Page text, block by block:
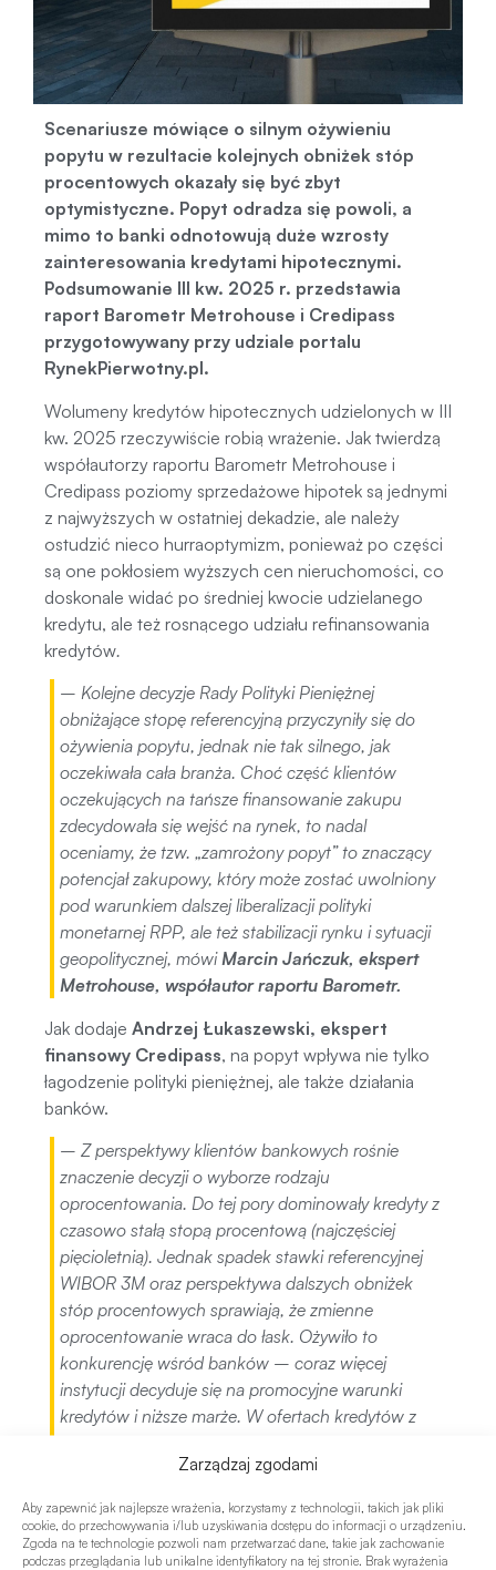
Zarządzaj zgodami
Aby zapewnić jak najlepsze wrażenia, korzystamy z technologii, takich jak pliki
cookie, do przechowywania i/lub uzyskiwania dostępu do informacji o urządzeniu.
Zgoda na te technologie pozwoli nam przetwarzać dane, takie jak zachowanie
podczas przeglądania lub unikalne identyfikatory na tej stronie. Brak wyrażenia
Scenariusze mówiące o silnym ożywieniu
popytu w rezultacie kolejnych obniżek stóp
procentowych okazały się być zbyt
optymistyczne. Popyt odradza się powoli, a
mimo to banki odnotowują duże wzrosty
zainteresowania kredytami hipotecznymi.
Podsumowanie III kw. 2025 r. przedstawia
raport Barometr Metrohouse i Credipass
przygotowywany przy udziale portalu
RynekPierwotny.pl.
Wolumeny kredytów hipotecznych udzielonych w III
kw. 2025 rzeczywiście robią wrażenie. Jak twierdzą
współautorzy raportu Barometr Metrohouse i
Credipass poziomy sprzedażowe hipotek są jednymi
z najwyższych w ostatniej dekadzie, ale należy
ostudzić nieco hurraoptymizm, ponieważ po części
są one pokłosiem wyższych cen nieruchomości, co
doskonale widać po średniej kwocie udzielanego
kredytu, ale też rosnącego udziału refinansowania
kredytów.
– Kolejne decyzje Rady Polityki Pieniężnej
obniżające stopę referencyjną przyczyniły się do
ożywienia popytu, jednak nie tak silnego, jak
oczekiwała cała branża. Choć część klientów
oczekujących na tańsze finansowanie zakupu
zdecydowała się wejść na rynek, to nadal
oceniamy, że tzw. „zamrożony popyt” to znaczący
potencjał zakupowy, który może zostać uwolniony
pod warunkiem dalszej liberalizacji polityki
monetarnej RPP, ale też stabilizacji rynku i sytuacji
geopolitycznej, mówiMarcin Jańczuk, ekspert
Metrohouse, współautor raportu Barometr.
Jak dodaje Andrzej Łukaszewski, ekspert
finansowy Credipass, na popyt wpływa nie tylko
łagodzenie polityki pieniężnej, ale także działania
banków.
– Z perspektywy klientów bankowych rośnie
znaczenie decyzji o wyborze rodzaju
oprocentowania. Do tej pory dominowały kredyty z
czasowo stałą stopą procentową (najczęściej
pięcioletnią). Jednak spadek stawki referencyjnej
WIBOR 3M oraz perspektywa dalszych obniżek
stóp procentowych sprawiają, że zmienne
oprocentowanie wraca do łask. Ożywiło to
konkurencję wśród banków – coraz więcej
instytucji decyduje się na promocyjne warunki
kredytów i niższe marże. W ofertach kredytów z
propozycje z „piątką z przodu”.
Kupujący czekają na
obniżki cen mieszkań